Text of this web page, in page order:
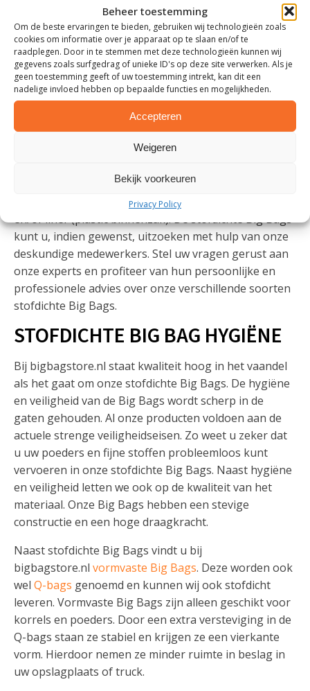
Beheer toestemming
Om de beste ervaringen te bieden, gebruiken wij technologieën zoals
cookies om informatie over je apparaat op te slaan en/of te
raadplegen. Door in te stemmen met deze technologieën kunnen wij
gegevens zoals surfgedrag of unieke ID's op deze site verwerken. Als je
geen toestemming geeft of uw toestemming intrekt, kan dit een
nadelige invloed hebben op bepaalde functies en mogelijkheden.
Accepteren
Weigeren
Bekijk voorkeuren
Privacy Policy
soorten meel. Deze voedsel- en kruidenwaren kunt u
veilig opslaan en eenvoudig vervoeren door
stofdichte Big Bags te gebruiken. Zo weet u zeker dat
uw producten beschermd zijn tegen vocht.
SOORTEN STOFDICHTE BIG BAG
U vindt bij bigbagstore.nl Big Bags in verschillende
maten en soorten. De stofdichte Big Bags zijn volledig
zelf het type hijslussen bepalen. Daarnaast heeft u bij
ons de keuze uit Big Bags met en zonder vulschort
en/of liner (plastic binnenzak). De stofdichte Big Bags
kunt u, indien gewenst, uitzoeken met hulp van onze
deskundige medewerkers. Stel uw vragen gerust aan
onze experts en profiteer van hun persoonlijke en
professionele advies over onze verschillende soorten
stofdichte Big Bags.
STOFDICHTE BIG BAG HYGIËNE
Bij bigbagstore.nl staat kwaliteit hoog in het vaandel
als het gaat om onze stofdichte Big Bags. De hygiëne
en veiligheid van de Big Bags wordt scherp in de
gaten gehouden. Al onze producten voldoen aan de
actuele strenge veiligheidseisen. Zo weet u zeker dat
u uw poeders en fijne stoffen probleemloos kunt
vervoeren in onze stofdichte Big Bags. Naast hygiëne
en veiligheid letten we ook op de kwaliteit van het
materiaal. Onze Big Bags hebben een stevige
constructie en een hoge draagkracht.
Naast stofdichte Big Bags vindt u bij
bigbagstore.nl vormvaste Big Bags. Deze worden ook
wel Q-bags genoemd en kunnen wij ook stofdicht
leveren. Vormvaste Big Bags zijn alleen geschikt voor
korrels en poeders. Door een extra versteviging in de
Q-bags staan ze stabiel en krijgen ze een vierkante
vorm. Hierdoor nemen ze minder ruimte in beslag in
uw opslagplaats of truck.